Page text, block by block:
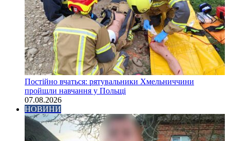
Постійно вчаться: рятувальники Хмельниччини
пройшли навчання у Польщі
07.08.2026
НОВИНИ